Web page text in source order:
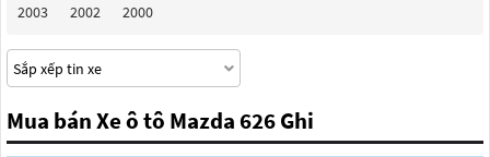
2003 2002 2000
Mua bán Xe ô tô Mazda 626 Ghi